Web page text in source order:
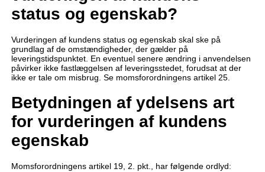
status og egenskab?
Vurderingen af kundens status og egenskab skal ske på
grundlag af de omstændigheder, der gælder på
leveringstidspunktet. En eventuel senere ændring i anvendelsen
påvirker ikke fastlæggelsen af leveringsstedet, forudsat at der
ikke er tale om misbrug. Se momsforordningens artikel 25.
Betydningen af ydelsens art
for vurderingen af kundens
egenskab
Momsforordningens artikel 19, 2. pkt., har følgende ordlyd: